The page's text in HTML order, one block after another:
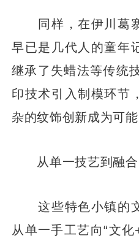
同样，在伊川葛寨
早已是几代人的童年
继承了失蜡法等传统
印技术引入制模环节
杂的纹饰创新成为可能
从单一技艺到融合
这些特色小镇的文
从单一手工艺向“文化